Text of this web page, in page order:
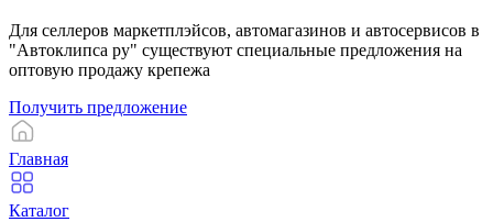
Для селлеров маркетплэйсов, автомагазинов и автосервисов в
"Автоклипса ру" существуют специальные предложения на
оптовую продажу крепежа
Получить предложение
Главная
Каталог